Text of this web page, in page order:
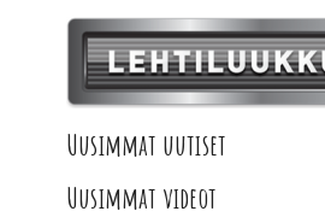
Uusimmat uutiset
Uusimmat videot